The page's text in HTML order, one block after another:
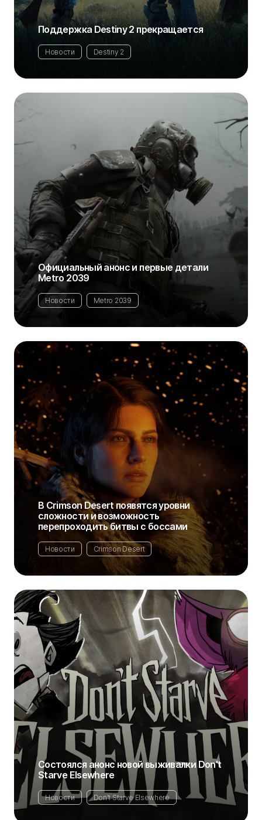
Поддержка Destiny 2 прекращается
Новости Destiny 2
Официальный анонс и первые детали
Metro 2039
Новости Metro 2039
В Crimson Desert появятся уровни
сложности и возможность
перепроходить битвы с боссами
Новости Crimson Desert
Состоялся анонс новой выживалки Don't
Starve Elsewhere
Новости Don't Starve Elsewhere